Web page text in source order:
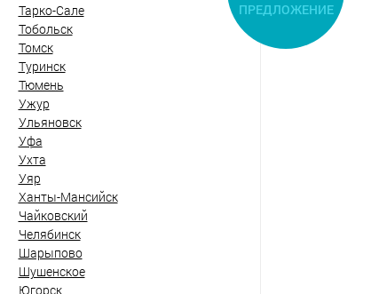
Тарко-Сале
Тобольск
Томск
Туринск
Тюмень
Ужур
Ульяновск
Уфа
Ухта
Уяр
Ханты-Мансийск
Чайковский
Челябинск
Шарыпово
Шушенское
Югорск
ПРЕДЛОЖЕНИЕ